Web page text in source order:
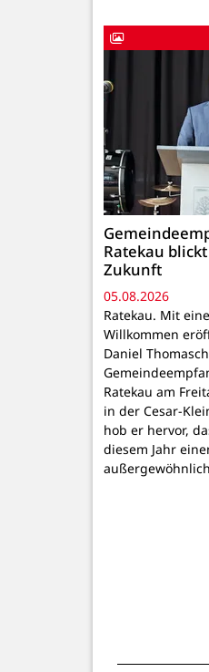
Ratekau
Zukunft
05.08.2026
Ratekau. Mit
Willkommen
Daniel
Ratekau am
in der Cesar-
hob er hervor,
diesem Jahr